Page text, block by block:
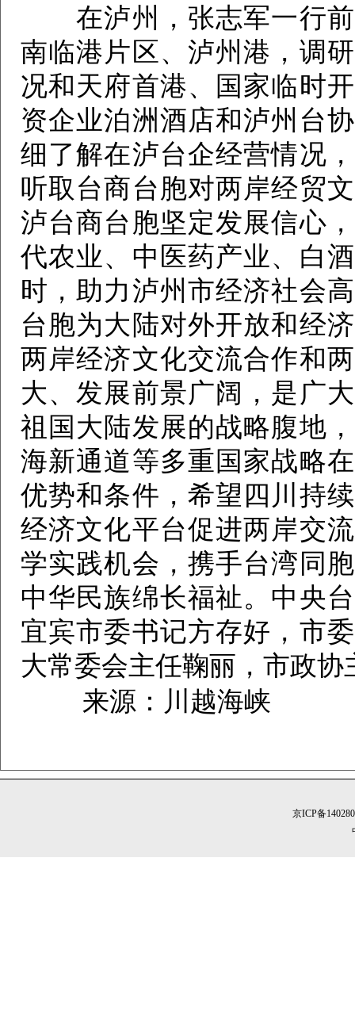
在泸州，张志军一行前
南临港片区、泸州港，调
况和天府首港、国家临时
资企业泊洲酒店和泸州台
细了解在泸台企经营情况
听取台商台胞对两岸经贸
泸台商台胞坚定发展信心
代农业、中医药产业、白
时，助力泸州市经济社会
台胞为大陆对外开放和经
两岸经济文化交流合作和
大、发展前景广阔，是广
祖国大陆发展的战略腹地
海新通道等多重国家战略
优势和条件，希望四川持
经济文化平台促进两岸交
学实践机会，携手台湾同
中华民族绵长福祉。中央
宜宾市委书记方存好，市
大常委会主任鞠丽，市政
来源：川越海峡
京ICP备